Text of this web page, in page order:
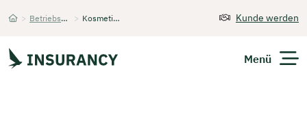
> Betriebshaftpflichtversicherung > Kosmetikstudio Kunde werden
Menü